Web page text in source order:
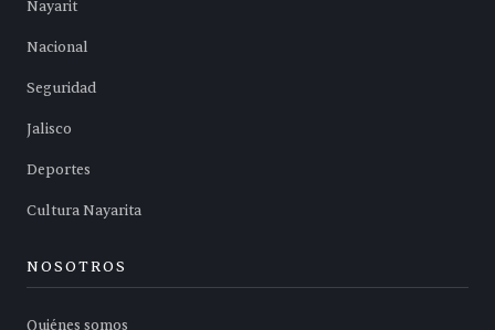
Nayarit
Nacional
Seguridad
Jalisco
Deportes
Cultura Nayarita
NOSOTROS
Quiénes somos